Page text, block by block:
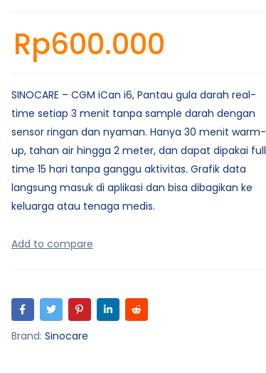
Rp600.000
SINOCARE – CGM iCan i6, Pantau gula darah real-
time setiap 3 menit tanpa sample darah dengan
sensor ringan dan nyaman. Hanya 30 menit warm-
up, tahan air hingga 2 meter, dan dapat dipakai full
time 15 hari tanpa ganggu aktivitas. Grafik data
langsung masuk di aplikasi dan bisa dibagikan ke
keluarga atau tenaga medis.
Brand: Sinocare